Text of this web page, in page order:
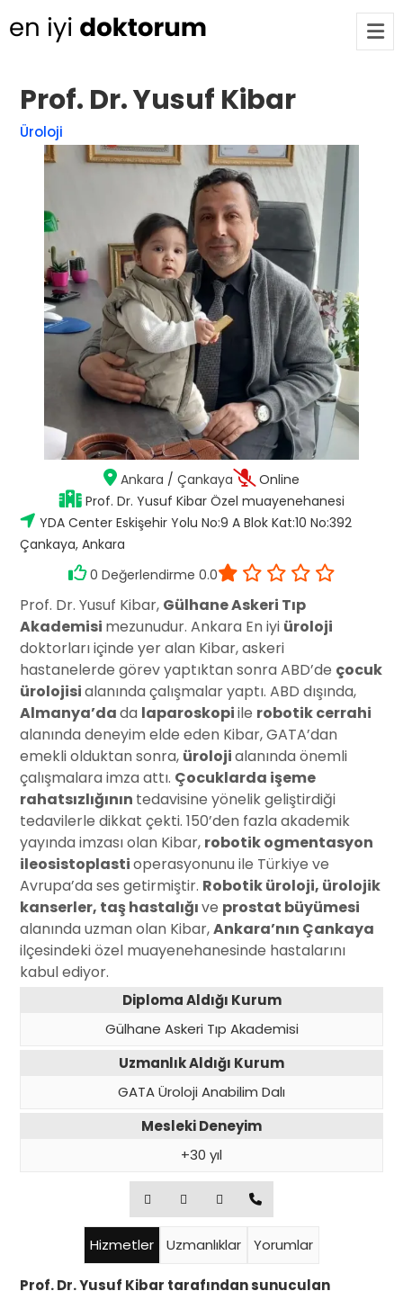
Adana / Seyhan
Doç. Dr. Songül Alemdaroğlu
Adana / Seyhan
Tüm Doktorlar
Tüm doktorları göster
Prof. Dr. Yusuf Kibar
Üroloji
Ankara / Çankaya
Online
Prof. Dr. Yusuf Kibar Özel muayenehanesi
YDA Center Eskişehir Yolu No:9 A Blok Kat:10 No:392
Çankaya, Ankara
0 Değerlendirme 0.0
Prof. Dr. Yusuf Kibar, Gülhane Askeri Tıp
Akademisi mezunudur. Ankara En iyi üroloji
doktorları içinde yer alan Kibar, askeri
hastanelerde görev yaptıktan sonra ABD’de çocuk
ürolojisialanında çalışmalar yaptı. ABD dışında,
Almanya’dada laparoskopiile robotik cerrahi
alanında deneyim elde eden Kibar, GATA’dan
emekli olduktan sonra, ürolojialanında önemli
çalışmalara imza attı. Çocuklarda işeme
rahatsızlığının tedavisine yönelik geliştirdiği
tedavilerle dikkat çekti. 150’den fazla akademik
yayında imzası olan Kibar, robotik ogmentasyon
ileosistoplastioperasyonunu ile Türkiye ve
Avrupa’da ses getirmiştir. Robotik üroloji, ürolojik
kanserler, taş hastalığıve prostat büyümesi
alanında uzman olan Kibar,Ankara’nın Çankaya
ilçesindeki özel muayenehanesinde hastalarını
kabul ediyor.
Diploma Aldığı Kurum
Gülhane Askeri Tıp Akademisi
Uzmanlık Aldığı Kurum
GATA Üroloji Anabilim Dalı
Mesleki Deneyim
+30 yıl
Hizmetler Uzmanlıklar Yorumlar
Prof. Dr. Yusuf Kibar tarafından sunuculan